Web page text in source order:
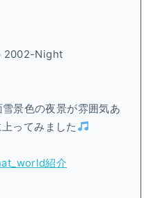
2002-Night
景色の夜景が雰囲気あ
ってみました
紹介